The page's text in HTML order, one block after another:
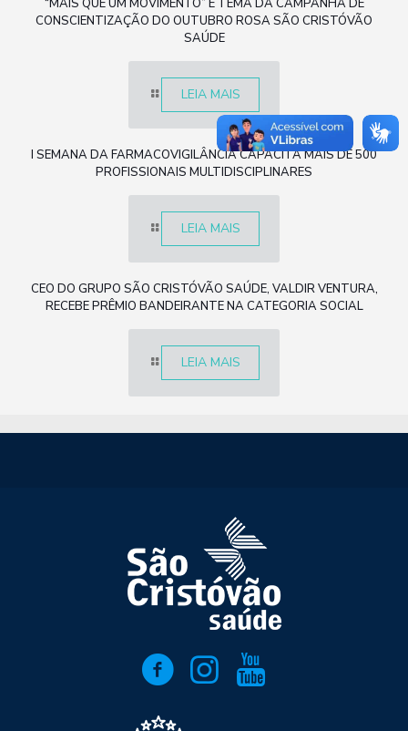
“MAIS QUE UM MOVIMENTO” É TEMA DA CAMPANHA DE
CONSCIENTIZAÇÃO DO OUTUBRO ROSA SÃO CRISTÓVÃO
SAÚDE
LEIA MAIS
I SEMANA DA FARMACOVIGILÂNCIA CAPACITA MAIS DE 500
PROFISSIONAIS MULTIDISCIPLINARES
LEIA MAIS
CEO DO GRUPO SÃO CRISTÓVÃO SAÚDE, VALDIR VENTURA,
RECEBE PRÊMIO BANDEIRANTE NA CATEGORIA SOCIAL
LEIA MAIS